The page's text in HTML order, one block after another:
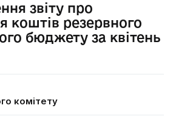
звіту про
коштів резервного
бюджету за квітень
комітету